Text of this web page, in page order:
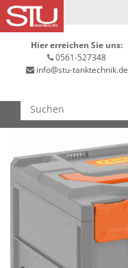
Hier erreichen Sie uns:
0561-527348
info@stu-tanktechnik.de